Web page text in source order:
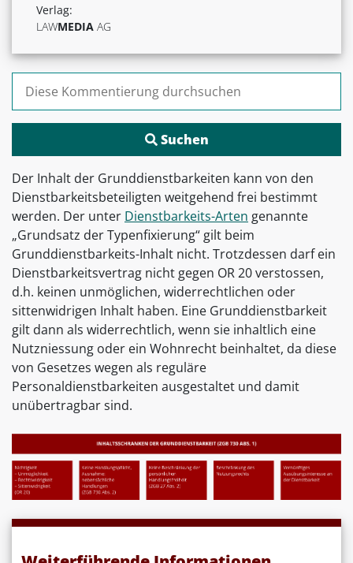
Verlag:
LAWMEDIA AG
Suchen nach:
Der Inhalt der Grunddienstbarkeiten kann von den
Dienstbarkeitsbeteiligten weitgehend frei bestimmt
werden. Der unter Dienstbarkeits-Arten genannte
„Grundsatz der Typenfixierung“ gilt beim
Grunddienstbarkeits-Inhalt nicht. Trotzdessen darf ein
Dienstbarkeitsvertrag nicht gegen OR 20 verstossen,
d.h. keinen unmöglichen, widerrechtlichen oder
sittenwidrigen Inhalt haben. Eine Grunddienstbarkeit
gilt dann als widerrechtlich, wenn sie inhaltlich eine
Nutzniessung oder ein Wohnrecht beinhaltet, da diese
von Gesetzes wegen als reguläre
Personaldienstbarkeiten ausgestaltet und damit
unübertragbar sind.